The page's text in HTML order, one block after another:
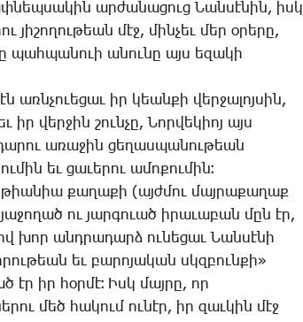
ար­ժա­նա­ցուց ­Նան­սէ­նին, իսկ
մէջ, մին­չեւ մեր օ­րե­րը,
պահ­պա­նո­ւի ա­նու­նը այս ե­զա­կի
առն­չո­ւե­ցաւ իր կեան­քի վեր­ջա­լոյ­սին,
իր վեր­ջին շուն­չը, ­Նոր­վե­կիոյ այս
ա­ռա­ջին ցե­ղաս­պա­նու­թեան
եւ ցա­ւե­րու ա­մո­քու­մին։
քա­ղա­քի (այժ­մու մայ­րա­քա­ղաք
յա­ջո­ղած ու յար­գո­ւած ի­րա­ւա­բան մըն էր,
խոր անդ­րա­դարձ ու­նե­ցաւ ­Նան­սէ­նի
եւ բա­րո­յա­կան սկզբուն­քի»
իր հօր­մէ։ Իսկ մայ­րը, որ
մեծ հա­կում ու­նէր, իր զաւ­կին մէջ